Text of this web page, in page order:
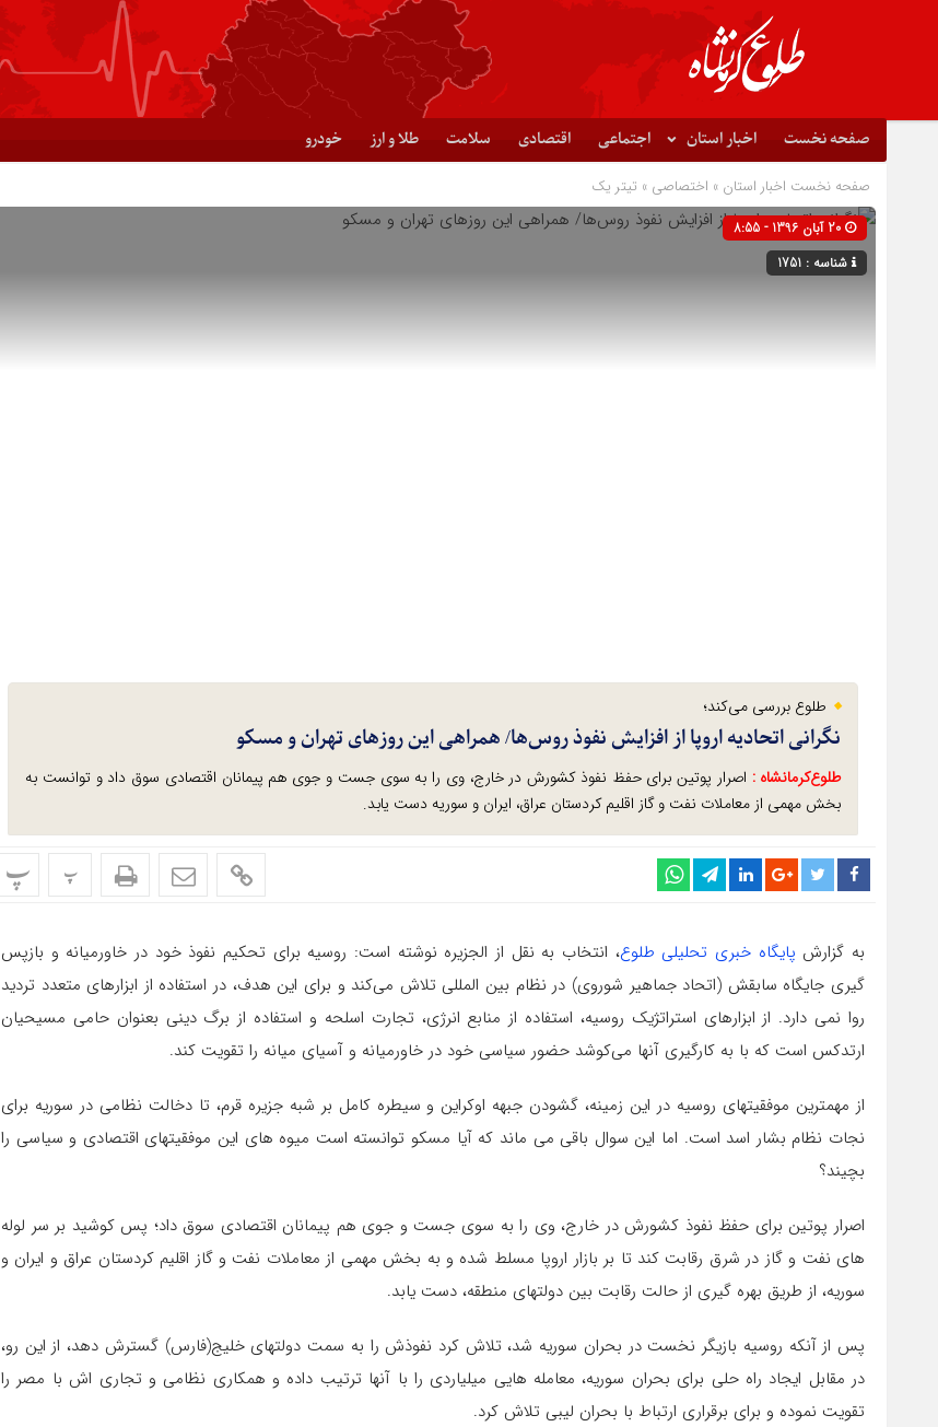
صفحه نخست اخبار استان اجتماعی اقتصادی سلامت طلا و ارز خودرو
صفحه نخست اخبار استان » اختصاصی » تیتر یک
شناسه : 1751
طلوع بررسی می‌کند؛
نگرانی اتحادیه اروپا از افزایش نفوذ روس‌ها/ همراهی این روزهای تهران و مسکو
طلوع‌‌کرمانشاه : اصرار پوتین برای حفظ نفوذ کشورش در خارج، وی را به سوی جست و جوی هم پیمانان اقتصادی سوق داد و توانست به
بخش مهمی از معاملات نفت و گاز اقلیم کردستان عراق، ایران و سوریه دست یابد.
پ پ
به گزارش پایگاه خبری تحلیلی طلوع، انتخاب به نقل از الجزیره نوشته است: روسیه برای تحکیم نفوذ خود در خاورمیانه و بازپس
گیری جایگاه سابقش (اتحاد جماهیر شوروی) در نظام بین المللی تلاش می‌کند و برای این هدف، در استفاده از ابزارهای متعدد تردید
روا نمی دارد. از ابزارهای استراتژیک روسیه، استفاده از منابع انرژی، تجارت اسلحه و استفاده از برگ دینی بعنوان حامی مسیحیان
ارتدکس است که با به کارگیری آنها می‌کوشد حضور سیاسی خود در خاورمیانه و آسیای میانه را تقویت کند.
از مهمترین موفقیتهای روسیه در این زمینه، گشودن جبهه اوکراین و سیطره کامل بر شبه جزیره قرم، تا دخالت نظامی در سوریه برای
نجات نظام بشار اسد است. اما این سوال باقی می ماند که آیا مسکو توانسته است میوه های این موفقیتهای اقتصادی و سیاسی را
بچیند؟
اصرار پوتین برای حفظ نفوذ کشورش در خارج، وی را به سوی جست و جوی هم پیمانان اقتصادی سوق داد؛ پس کوشید بر سر لوله
های نفت و گاز در شرق رقابت کند تا بر بازار اروپا مسلط شده و به بخش مهمی از معاملات نفت و گاز اقلیم کردستان عراق و ایران و
سوریه، از طریق بهره گیری از حالت رقابت بین دولتهای منطقه، دست یابد.
پس از آنکه روسیه بازیگر نخست در بحران سوریه شد، تلاش کرد نفوذش را به سمت دولتهای خلیج(فارس) گسترش دهد، از این رو،
در مقابل ایجاد راه حلی برای بحران سوریه، معامله هایی میلیاردی را با آنها ترتیب داده و همکاری نظامی و تجاری اش با مصر را
تقویت نموده و برای برقراری ارتباط با بحران لیبی تلاش کرد.